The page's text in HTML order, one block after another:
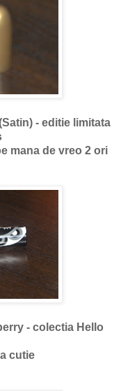
- editie limitata
mana de vreo 2 ori
- colectia Hello
cutie